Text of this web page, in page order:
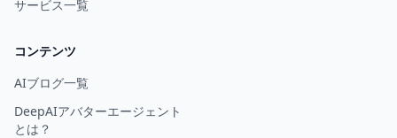
サービス一覧
コンテンツ
AIブログ一覧
DeepAIアバターエージェント
とは？